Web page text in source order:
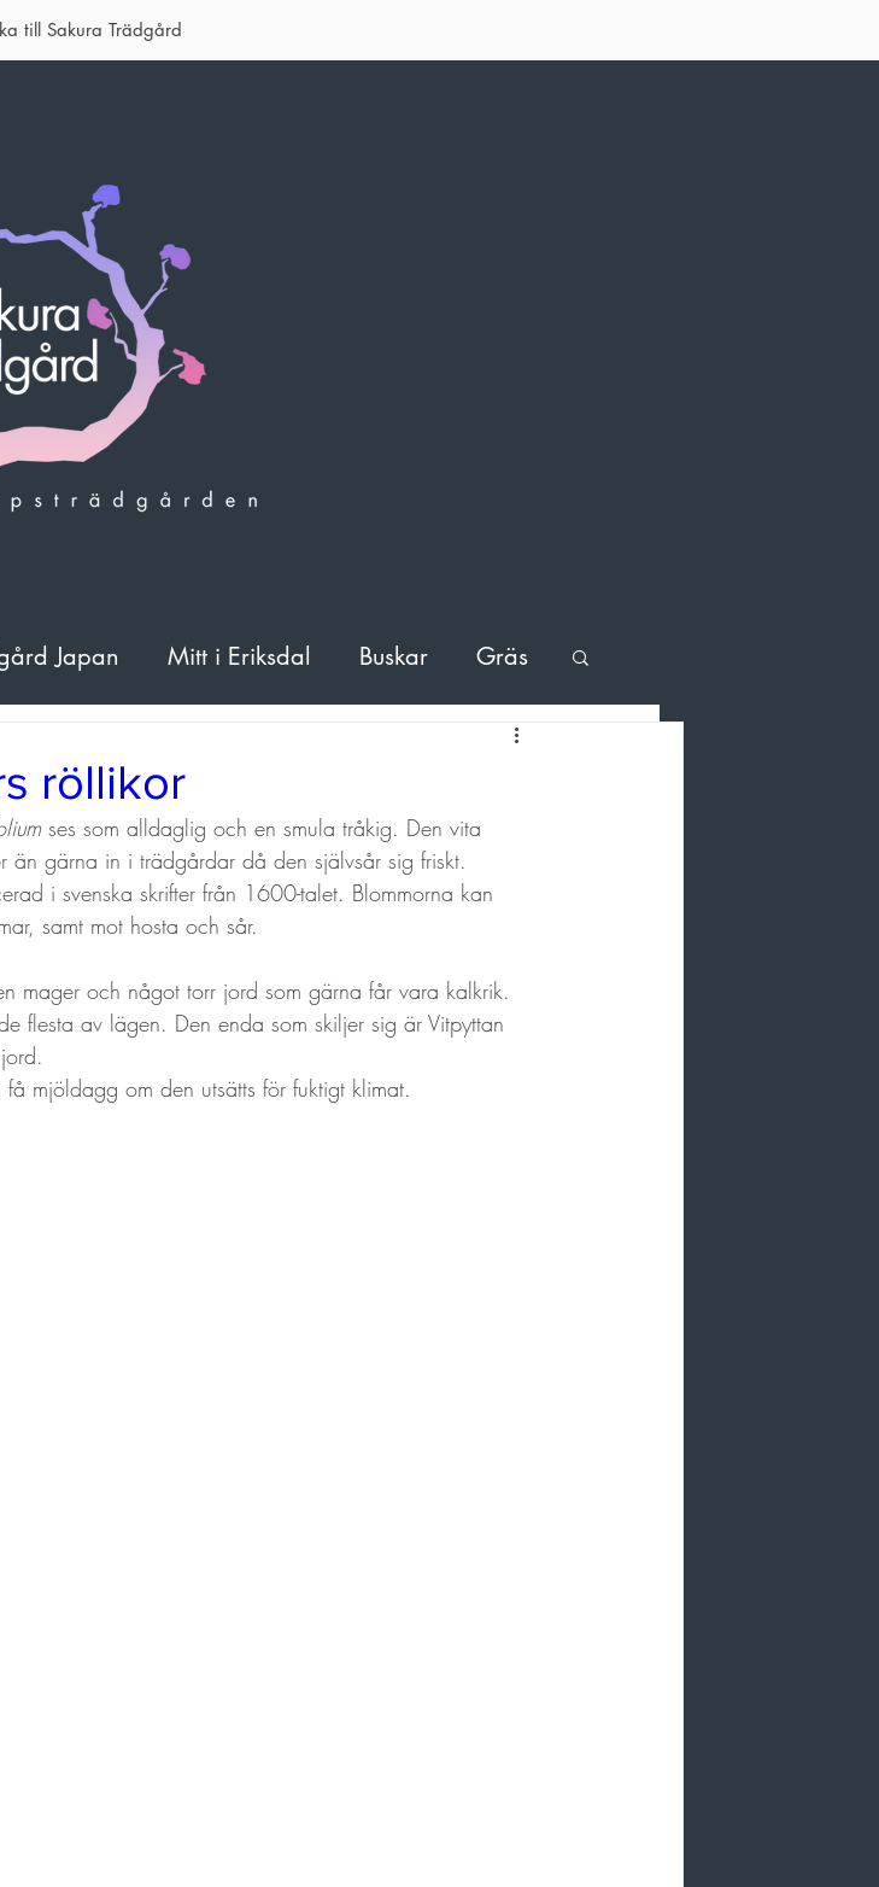
till Sakura Trädgård
Japan Mitt i Eriksdal Buskar Gräs
röllikor
ses som alldaglig och en smula tråkig. Den vita
än gärna in i trädgårdar då den självsår sig friskt.
i svenska skrifter från 1600-talet. Blommorna kan
samt mot hosta och sår.
mager och något torr jord som gärna får vara kalkrik.
flesta av lägen. Den enda som skiljer sig är Vitpyttan
mjöldagg om den utsätts för fuktigt klimat.